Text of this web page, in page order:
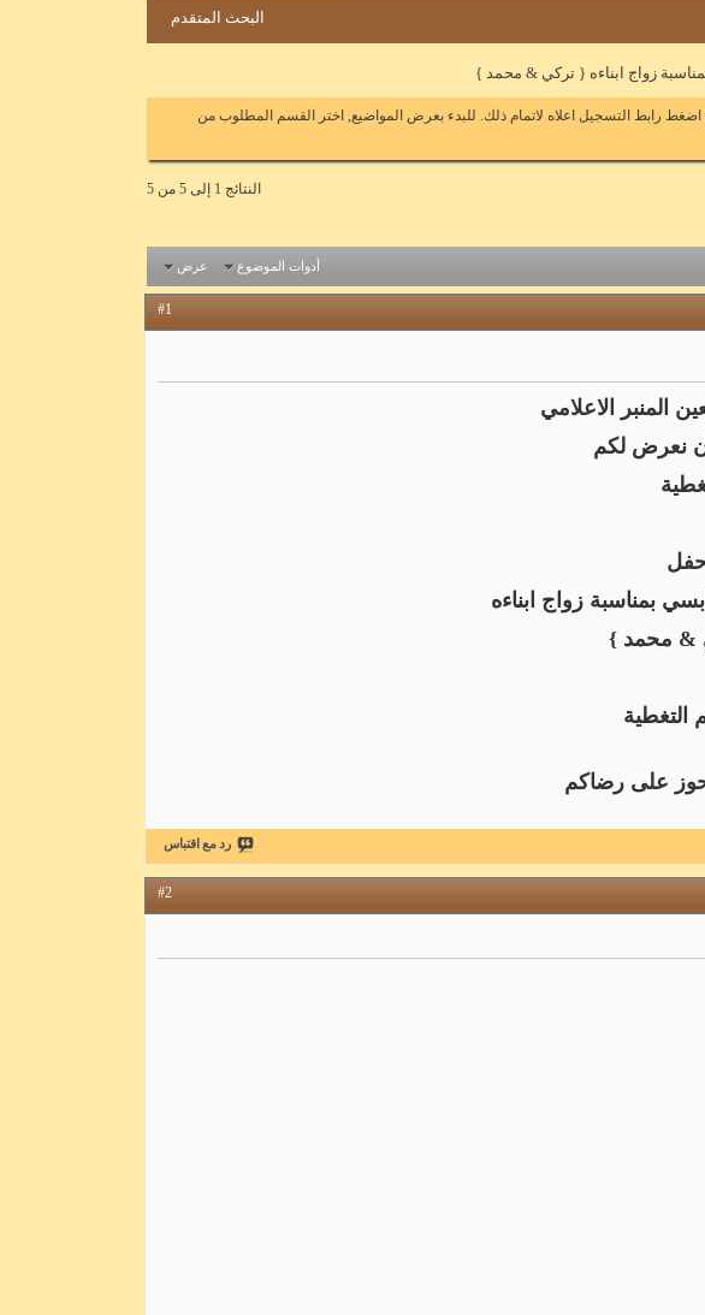
البحث المتقدم
زواج ابناءه { تركي & محمد }
اضغط رابط التسجيل اعلاه لاتمام ذلك. للبدء بعرض المواضيع, اختر القسم المطلوب من
النتائج 1 إلى 5 من 5
أدوات الموضوع عرض
#1
المنبر الاعلامي
نعرض لكم
بمناسبة زواج ابناءه
& محمد }
التغطية
على رضاكم
رد مع اقتباس
#2